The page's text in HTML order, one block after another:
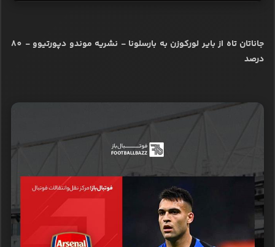
جاناتان تاه از بایر لورکوزن به بارسلونا - نشریه موندو دپورتیوو - 80
درصد